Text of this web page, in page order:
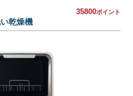
35800ポイント
乾燥機